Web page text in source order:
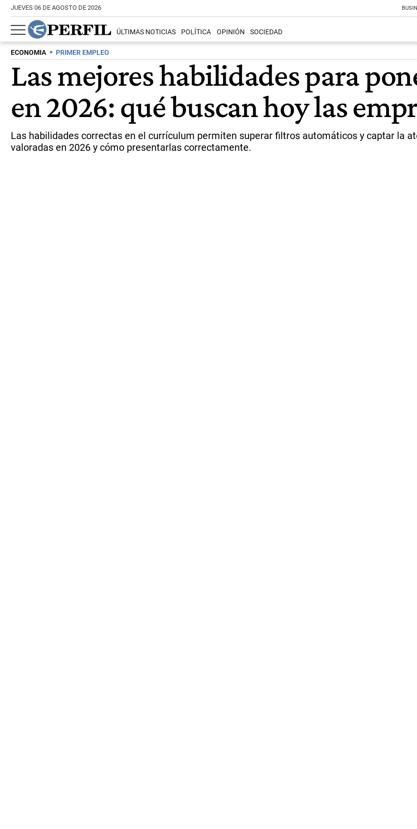
JUEVES 06 DE AGOSTO DE 2026
ÚLTIMAS NOTICIAS POLÍTICA OPINIÓN SOCIEDAD
ECONOMIA PRIMER EMPLEO
Las mejores habilidades para
en 2026: qué buscan hoy las
Las habilidades correctas en el currículum permiten superar filtros automáticos y captar la
valoradas en 2026 y cómo presentarlas correctamente.